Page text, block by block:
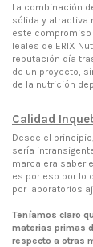
La combinación
sólida y atractiva
este
leales de ERIX
reputación día
de un proyecto,
de la nutrición
Calidad
Desde el
sería
marca era saber
es por eso por lo
por laboratorios
Teníamos claro
materias primas
respecto a otras